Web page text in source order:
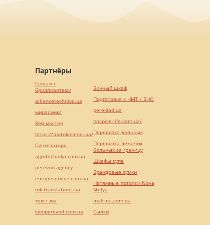
Партнёры
Серьги с
бриллиантами
alliancetechnika.ua
миралинкс
Веб мастер
https://motokosmos.ua/
Синтезаторы
agrotechnika.com.ua
perevod.agency
europeservice.com.ua
mk-translations.ua
текст юа
kievperevod.com.ua
Винный шкаф
Подготовка к НМТ / ВНО
pereklad.ua
hospice-life.com.ua/
Перевозка больных
Перевозка лежачих
больных за границу
Шкафы купе
Брендовые сумки
Натяжные потолки Nova
Stelya
maltina.com.ua
Cылки